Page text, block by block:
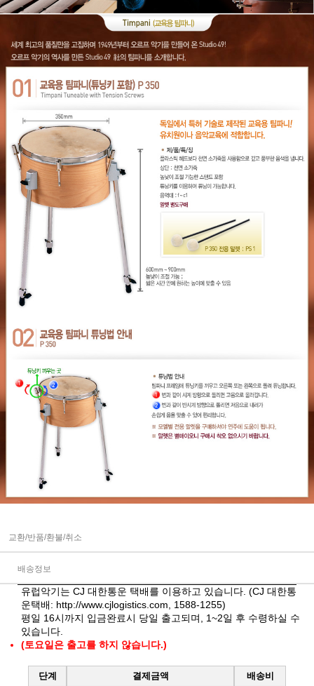
교환/반품/환불/취소
배송정보
유럽악기는 CJ 대한통운 택배를 이용하고 있습니다. (CJ 대한통
운택배: http://www.cjlogistics.com , 1588-1255)
평일 16시까지 입금완료시 당일 출고되며, 1~2일 후 수령하실 수
있습니다.
(토요일은 출고를 하지 않습니다.)
단계 결제금액
배송비